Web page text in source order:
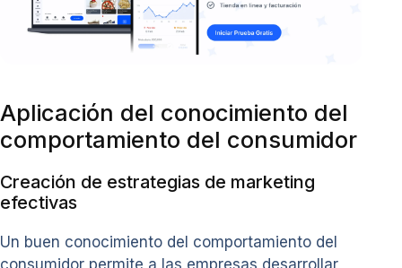
Aplicación del conocimiento del
comportamiento del consumidor
Creación de estrategias de marketing
efectivas
Un buen conocimiento del comportamiento del